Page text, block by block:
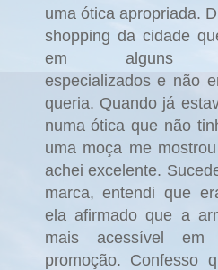
uma ótica apropriada.
shopping da cidade
em alguns
especializados e não
queria. Quando já
numa ótica que não
uma moça me
achei excelente.
marca, entendi que
ela afirmado que a
mais acessível
promoção. Confesso